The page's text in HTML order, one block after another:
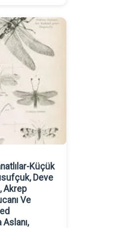
Küçük
Deve
Akrep
Ve